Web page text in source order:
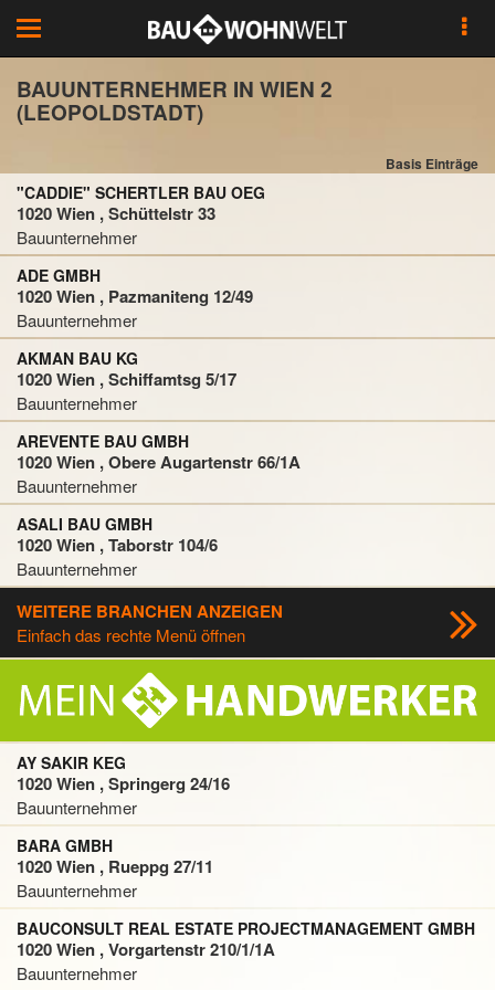
Toggle
navigation
BAUUNTERNEHMER IN WIEN 2
(LEOPOLDSTADT)
Basis Einträge
"CADDIE" SCHERTLER BAU OEG
1020 Wien , Schüttelstr 33
Bauunternehmer
ADE GMBH
1020 Wien , Pazmaniteng 12/49
Bauunternehmer
AKMAN BAU KG
1020 Wien , Schiffamtsg 5/17
Bauunternehmer
AREVENTE BAU GMBH
1020 Wien , Obere Augartenstr 66/1A
Bauunternehmer
ASALI BAU GMBH
1020 Wien , Taborstr 104/6
Bauunternehmer
WEITERE BRANCHEN ANZEIGEN
Einfach das rechte Menü öffnen
AY SAKIR KEG
1020 Wien , Springerg 24/16
Bauunternehmer
BARA GMBH
1020 Wien , Rueppg 27/11
Bauunternehmer
BAUCONSULT REAL ESTATE PROJECTMANAGEMENT GMBH
1020 Wien , Vorgartenstr 210/1/1A
Bauunternehmer